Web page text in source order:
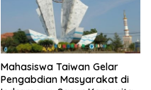
Mahasiswa Taiwan Gelar
Pengabdian Masyarakat di